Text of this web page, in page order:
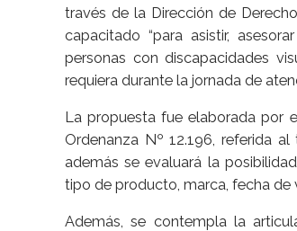
través de la Dirección de
capacitado “para asistir,
personas con discapacidades
requiera durante la jornada de
La propuesta fue elaborada por
Ordenanza Nº 12.196, referida
además se evaluará la
tipo de producto, marca, fecha de
Además, se contempla la